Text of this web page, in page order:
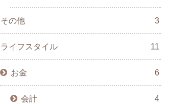
その他 3
ライフスタイル 11
お金 6
会計 4